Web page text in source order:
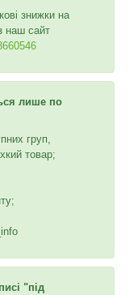
знижки на
наш сайт
лише по
груп,
товар;
"під